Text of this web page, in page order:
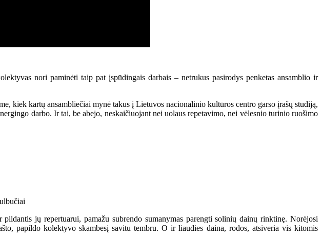
nori paminėti taip pat įspūdingais darbais – netrukus pasirodys penketas ansamblio ir
kiek kartų ansambliečiai mynė takus į Lietuvos nacionalinio kultūros centro garso įrašų studiją,
darbo. Ir tai, be abejo, neskaičiuojant nei uolaus repetavimo, nei vėlesnio turinio ruošimo
jų repertuarui, pamažu subrendo sumanymas parengti solinių dainų rinktinę. Norėjosi
papildo kolektyvo skambesį savitu tembru. O ir liaudies daina, rodos, atsiveria vis kitomis